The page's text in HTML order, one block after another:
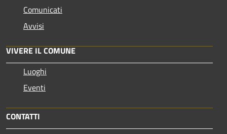
Comunicati
Avvisi
VIVERE IL COMUNE
Luoghi
Eventi
CONTATTI